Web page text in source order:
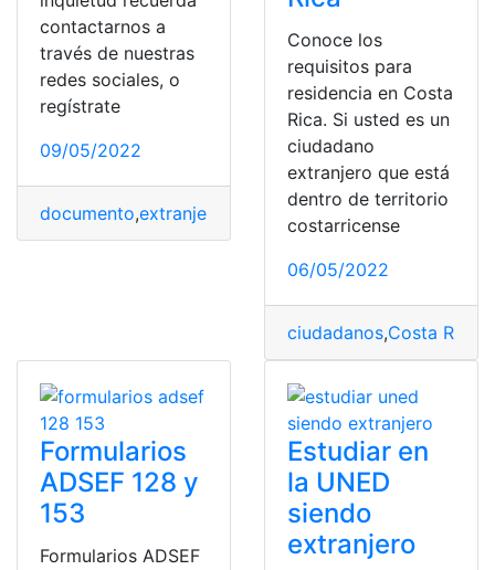
contactarnos a
través de nuestras
redes sociales, o
regístrate
09/05/2022
documento,extranjero Formulario programa Puerto
Conoce los
requisitos para
residencia en Costa
Rica. Si usted es un
ciudadano
extranjero que está
dentro de territorio
costarricense
06/05/2022
ciudadanos,Costa Rica
Formularios
ADSEF 128 y
153
Formularios ADSEF
Estudiar en
la UNED
siendo
extranjero